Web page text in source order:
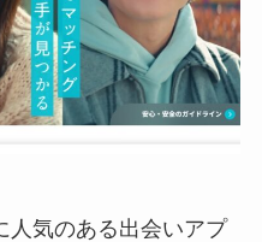
人気のある出会いアプ